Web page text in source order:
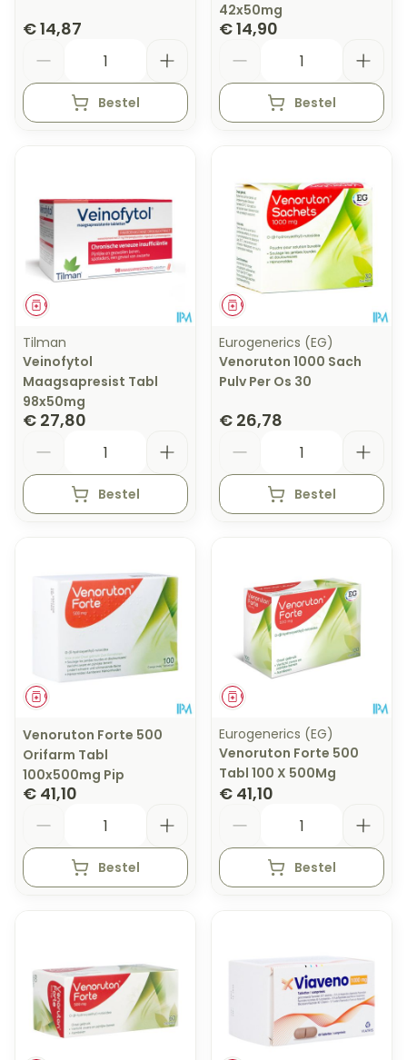
€ 14,87
Bestel
42x50mg
€ 14,90
Bestel
Geneesmiddel
Tilman
Veinofytol
Maagsapresist Tabl
98x50mg
€ 27,80
Bestel
Geneesmiddel
Eurogenerics (EG)
Venoruton 1000 Sach
Pulv Per Os 30
€ 26,78
Bestel
Geneesmiddel
Venoruton Forte 500
Orifarm Tabl
100x500mg Pip
€ 41,10
Bestel
Geneesmiddel
Eurogenerics (EG)
Venoruton Forte 500
Tabl 100 X 500Mg
€ 41,10
Bestel